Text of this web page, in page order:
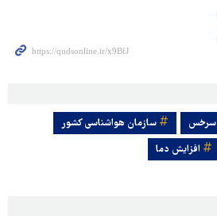
سرخس
سازمان هواشناسی کشور
افزایش دما